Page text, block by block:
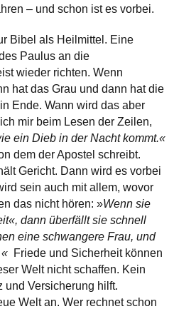
– und schon ist es vorbei.
Bibel als Heilmittel. Eine
Paulus an die
wieder richten. Wenn
hat das Grau und dann hat die
Ende. Wann wird das aber
mir beim Lesen der Zeilen,
ein Dieb in der Nacht kommt.«
dem der Apostel schreibt.
Gericht. Dann wird es vorbei
sein auch mit allem, wovor
das nicht hören: »Wenn sie
dann überfällt sie schnell
eine schwangere Frau, und
Friede und Sicherheit können
Welt nicht schaffen. Kein
und Versicherung hilft.
Welt an. Wer rechnet schon